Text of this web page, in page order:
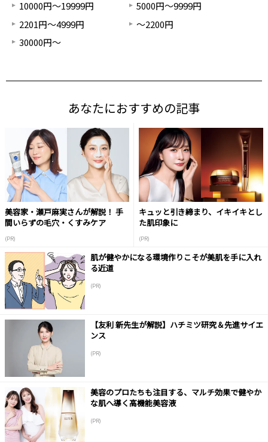
10000円～19999円
5000円～9999円
2201円～4999円
～2200円
30000円～
あなたにおすすめの記事
美容家・瀬戸麻実さんが解説！ 手
間いらずの毛穴・くすみケア
(PR)
キュッと引き締まり、イキイキとし
た肌印象に
(PR)
肌が健やかになる環境作りこそが美肌を手に入れ
る近道
(PR)
【友利 新先生が解説】ハチミツ研究＆先進サイエ
ンス
(PR)
美容のプロたちも注目する、マルチ効果で健やか
な肌へ導く高機能美容液
(PR)